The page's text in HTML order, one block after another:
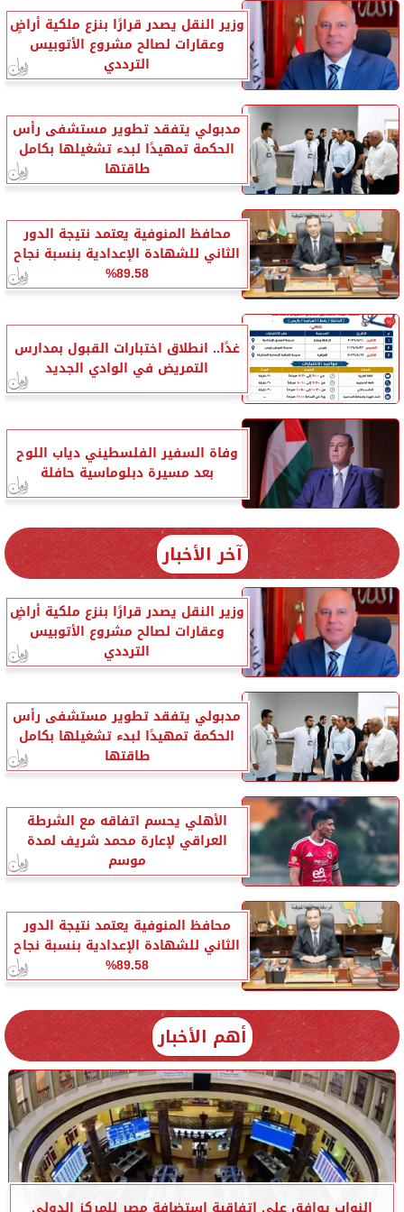
وزير النقل يصدر قرارًا بنزع ملكية أراضٍ
وعقارات لصالح مشروع الأتوبيس
الترددي
مدبولي يتفقد تطوير مستشفى رأس
الحكمة تمهيدًا لبدء تشغيلها بكامل
طاقتها
محافظ المنوفية يعتمد نتيجة الدور
الثاني للشهادة الإعدادية بنسبة نجاح
89.58%
غدًا.. انطلاق اختبارات القبول بمدارس
التمريض في الوادي الجديد
وفاة السفير الفلسطيني دياب اللوح
بعد مسيرة دبلوماسية حافلة
آخر الأخبار
وزير النقل يصدر قرارًا بنزع ملكية أراضٍ
وعقارات لصالح مشروع الأتوبيس
الترددي
مدبولي يتفقد تطوير مستشفى رأس
الحكمة تمهيدًا لبدء تشغيلها بكامل
طاقتها
الأهلي يحسم اتفاقه مع الشرطة
العراقي لإعارة محمد شريف لمدة
موسم
محافظ المنوفية يعتمد نتيجة الدور
الثاني للشهادة الإعدادية بنسبة نجاح
89.58%
أهم الأخبار